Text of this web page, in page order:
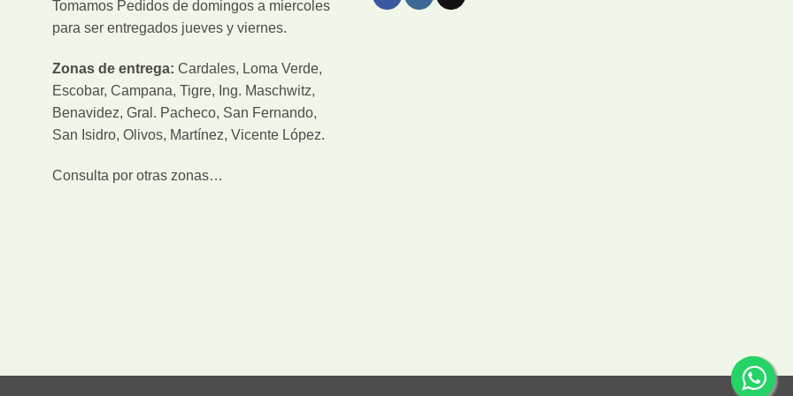
Tomamos Pedidos de domingos a miercoles
para ser entregados jueves y viernes.
Zonas de entrega: Cardales, Loma Verde,
Escobar, Campana, Tigre, Ing. Maschwitz,
Benavidez, Gral. Pacheco, San Fernando,
San Isidro, Olivos, Martínez, Vicente López.
Consulta por otras zonas…